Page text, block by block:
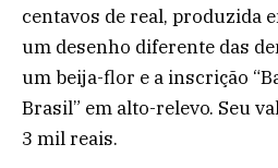
centavos de real, produzida
um desenho diferente das
um beija-flor e a inscrição
Brasil” em alto-relevo. Seu
3 mil reais.